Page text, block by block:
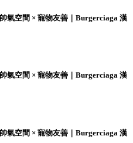
氣空間 × 寵物友善｜Burgerciaga 漢
氣空間 × 寵物友善｜Burgerciaga 漢
氣空間 × 寵物友善｜Burgerciaga 漢